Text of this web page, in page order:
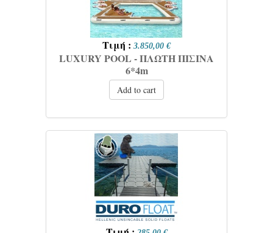
Τιμή : 3.850,00 €
LUXURY POOL - ΠΛΩΤΗ ΠΙΣΙΝΑ
6*4m
Add to cart